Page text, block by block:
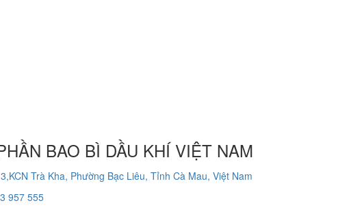
BAO BÌ DẦU KHÍ VIỆT NAM
Trà Kha, Phường Bạc Liêu, Tỉnh Cà Mau, Việt Nam
957 555